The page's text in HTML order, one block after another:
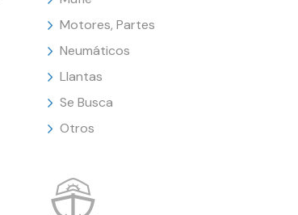
Motores, Partes
Neumáticos
Llantas
Se Busca
Otros